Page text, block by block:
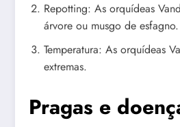
Repotting: As orquídeas
árvore ou musgo de esfagno.
Temperatura: As orquídeas
extremas.
Pragas e